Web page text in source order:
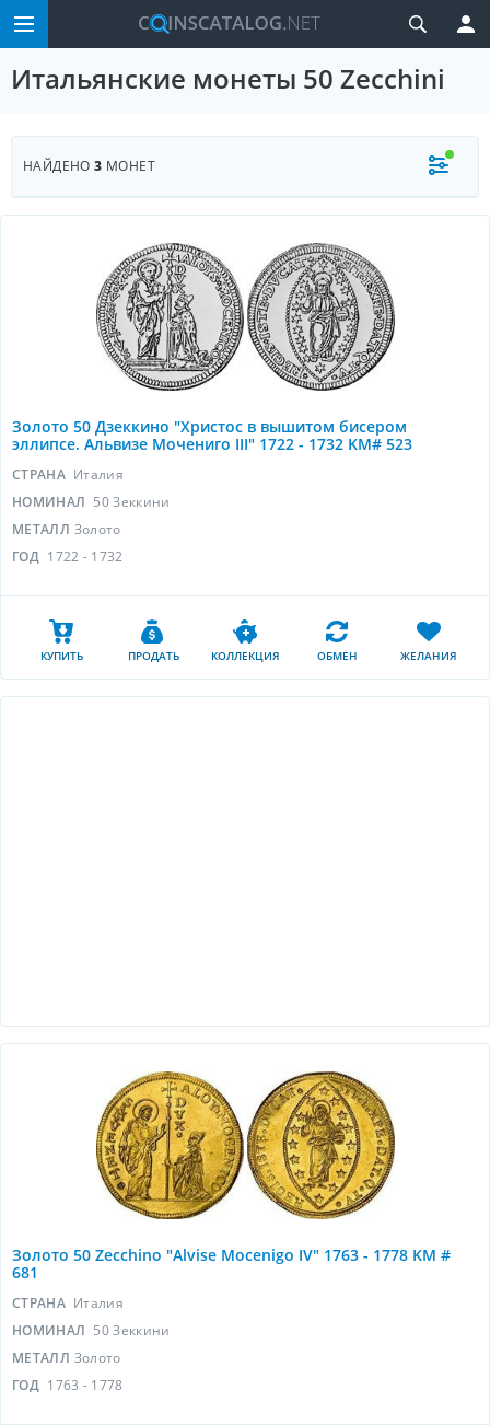
Итальянские монеты 50 Zecchini
НАЙДЕНО3 МОНЕТ
Золото 50 Дзеккино "Христос в вышитом бисером
эллипсе. Альвизе Мочениго III" 1722 - 1732 KM# 523
СТРАНА Италия
НОМИНАЛ 50 Зеккини
МЕТАЛЛ Золото
ГОД 1722 - 1732
КУПИТЬ ПРОДАТЬ КОЛЛЕКЦИЯ ОБМЕН ЖЕЛАНИЯ
Золото 50 Zecchino "Alvise Mocenigo IV" 1763 - 1778 KM #
681
СТРАНА Италия
НОМИНАЛ 50 Зеккини
МЕТАЛЛ Золото
ГОД 1763 - 1778